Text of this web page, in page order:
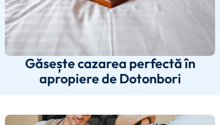
Găsește cazarea perfectă în
apropiere de Dotonbori